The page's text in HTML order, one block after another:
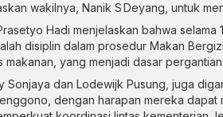
wakilnya, Nanik S Deyang, untuk
Hadi menjelaskan bahwa selama
disiplin dalam prosedur Makan
yang menjadi dasar pergantian.
Sonjaya dan Lodewijk Pusung, juga
dengan harapan mereka dapat